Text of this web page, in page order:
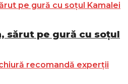
sărut pe gură cu soțul